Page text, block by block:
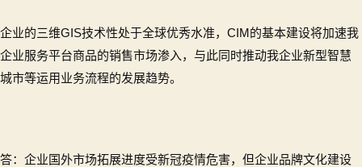
企业的三维GIS技术性处于全球优秀水准，CIM的基本建设将加速我
企业服务平台商品的销售市场渗入，与此同时推动我企业新型智慧
城市等运用业务流程的发展趋势。
答：企业国外市场拓展进度受新冠疫情危害，但企业品牌文化建设